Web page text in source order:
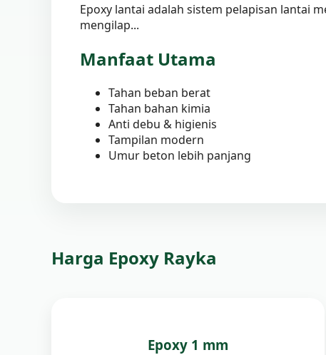
Epoxy lantai adalah sistem pelapisan lantai
mengilap...
Manfaat Utama
Tahan beban berat
Tahan bahan kimia
Anti debu & higienis
Tampilan modern
Umur beton lebih panjang
Harga Epoxy Rayka
Epoxy 1 mm